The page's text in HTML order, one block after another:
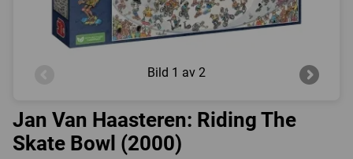
Bild 1 av 2
Jan Van Haasteren: Riding The
Skate Bowl (2000)